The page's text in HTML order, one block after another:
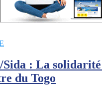
: La
du Togo